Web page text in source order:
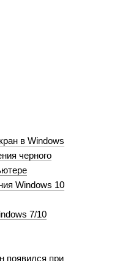
в Windows
черного
Windows 10
7/10
появился при